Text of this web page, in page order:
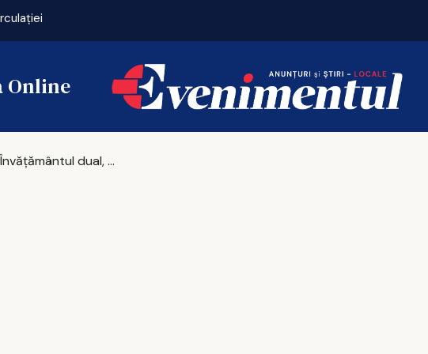
Iașul bogaților: taxa pe lux se triplează pentru
Online
Învățământul dual, calea către o carieră sau oportunitatea pierdută?